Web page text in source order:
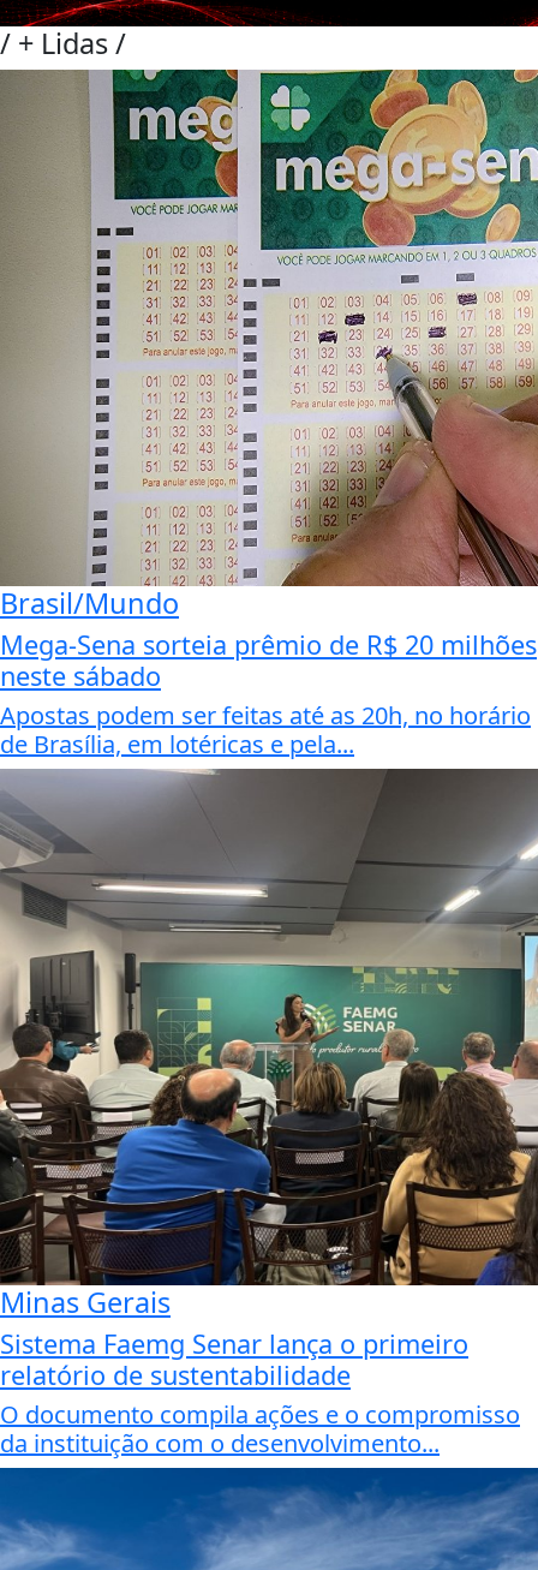
/ + Lidas/
Brasil/Mundo
Mega-Sena sorteia prêmio de R$ 20 milhões
neste sábado
Apostas podem ser feitas até as 20h, no horário
de Brasília, em lotéricas e pela...
Minas Gerais
Sistema Faemg Senar lança o primeiro
relatório de sustentabilidade
O documento compila ações e o compromisso
da instituição com o desenvolvimento...